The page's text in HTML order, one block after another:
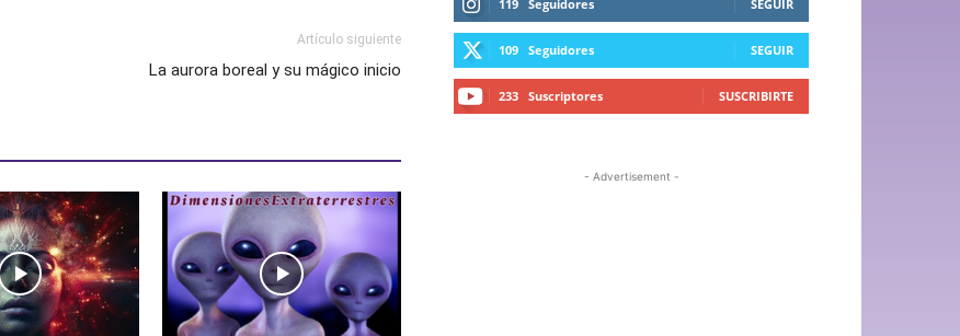
Artículo siguiente
La aurora boreal y su mágico inicio
119 Seguidores SEGUIR
109 Seguidores SEGUIR
233 Suscriptores SUSCRIBIRTE
- Advertisement -